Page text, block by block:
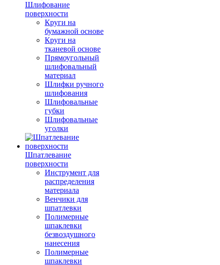
Шлифование
поверхности
Круги на
бумажной основе
Круги на
тканевой основе
Прямоугольный
шлифовальный
материал
Шлифки ручного
шлифования
Шлифовальные
губки
Шлифовальные
уголки
Шпатлевание
поверхности
Инструмент для
распределения
материала
Венчики для
шпатлевки
Полимерные
шпаклевки
безвоздушного
нанесения
Полимерные
шпаклевки